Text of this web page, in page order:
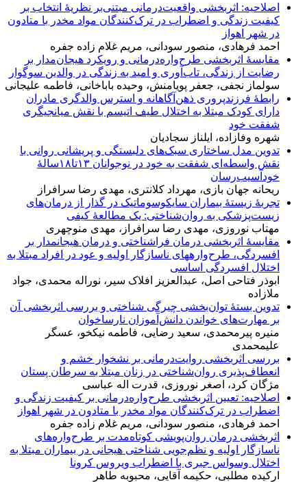
اصلاحیه: اثربخشی واقعیت‌درمانی مبتنی‌بر نظریهٔ انتخاب بر
کیفیت زندگی و اضطراب در ترک‌‌کنندگان مواد مخدر با متادون
در شهر اهواز
احمد فرهادی، منصور سودانی، مریم غلام زاده جفره
مقایسهٔ اثربخشی طرح‌واره‌درمانی و رویکرد هیجان‌مدار بر
رضایت از زندگی، تاب‌آوری و امید به زندگی در والدین سوگوار
سولماز نجفی، جعفر پویامنش، وحیده باباخانی، فاطمه علیجانی
رابطهٔ فرزندپروری ذهن‌آگاهانه و استرس والدگری مادران
دارای کودک مبتلا به اختلال طیف اتیسم با نقش میانجیگری
شفقت خود
شهره وفازاده، ایلناز سجادیان
تدوین مدل ساختاری سبک‌‌های دلبستگی و پریشانی روانی با
نقش واسطه‌‌ای شفقت به خود در نوجوانان ۱۳تا۱۸سالهٔ
خودآسیب‌‌رسان
ریحانه جهان بازی، مهرداد کلانتری، مهدی رضا سرافراز
تجربهٔ زیستهٔ بیماران سایکوسوماتیک در گذار از درمان‌های
زیست‌پزشکی به روان‌شناختی: یک مطالعهٔ کیفی
مهتاب نوروزی، مهدی رضا سرافراز، مهدی منوچهری
مقایسهٔ اثربخشی درمان‎ فراشناختی و درمان هیجان‎مدار بر
افسردگی، طرح‌واره‎های ناسازگار اولیه و عود در افراد مبتلا به
اختلال افسردگی اساسی
ابوذر فتاحی اصل، عبدالعزیز افلاک سیر، نوراله محمدی، جواد
ملازاده
تدوین بستهٔ توان‌بخشی چیرگی شناختی و بررسی اثربخشی آن
بر مهارت‌های خواندن دانش‌آموزان نارساخوان
منیره پیرمحمدی، سعید رضایی، فاطمه نیکخو، عسگر
علیمحمدی
بررسی اثربخشی روایت‌درمانی بر نشخوار خشم و
انعطاف‌پذیری روان‌شناختی در زنان مبتلا به سرطان پستان
مژگان کرد، اصغر نوروزی، قدرت اله عباسی
اصلاحیه: تعیین اثربخشی طرح‌واره‌درمانی بر کیفیت زندگی و
اضطراب در ترک‌کنندگان مواد مخدر با متادون در شهر اهواز
احمد فرهادی، منصور سودانی، مریم غلام زاده جفره
اثربخشی درمان روان‌پویشی کوتاه‌مدت بر طرح‌واره‌های
ناسازگار اولیه و نظم‌جویی شناختی هیجانی در بیماران مبتلا به
اختلال وسواس جبری با اضطراب ویروس کرونا
ارکیده مطلبی، حکیمه آقایی، محبوبه طاهر